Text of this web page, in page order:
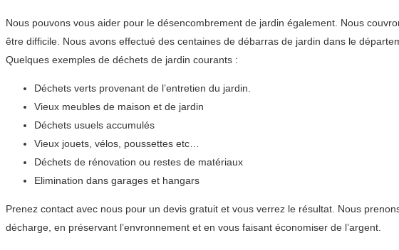
Nous pouvons vous aider pour le désencombrement de jardin également. Nous
être difficile. Nous avons effectué des centaines de débarras de jardin dans le
Quelques exemples de déchets de jardin courants :
Déchets verts provenant de l’entretien du jardin.
Vieux meubles de maison et de jardin
Déchets usuels accumulés
Vieux jouets, vélos, poussettes etc…
Déchets de rénovation ou restes de matériaux
Elimination dans garages et hangars
Prenez contact avec nous pour un devis gratuit et vous verrez le résultat. Nous
décharge, en préservant l’envronnement et en vous faisant économiser de l’argent.